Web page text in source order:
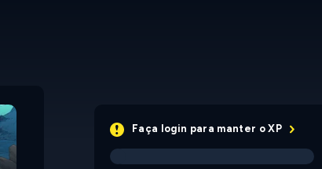
Faça login para manter o XP